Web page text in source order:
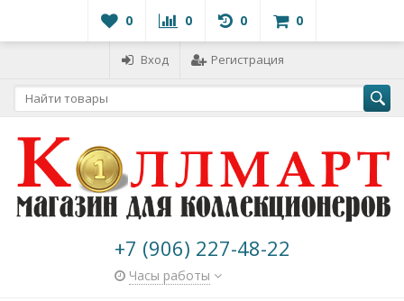
0 0 0 0
Вход Регистрация
+7 (906) 227-48-22
Часы работы